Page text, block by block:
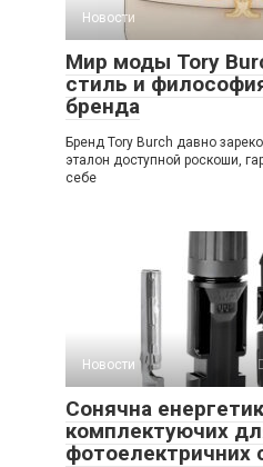
Новости
Мир моды Tory
стиль и
бренда
Бренд Tory Burch давно
эталон доступной роскоши,
себе
Новости
Сонячна
комплектуючих
фотоелектричних